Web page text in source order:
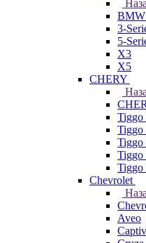
BMW
3-
5-
X3
X5
CHERY
Tiggo
Tiggo
Tiggo
Tiggo
Tiggo
Chevrolet
Aveo